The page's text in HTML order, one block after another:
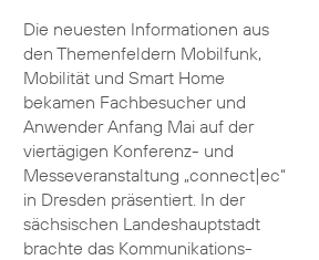
Die neuesten Informationen aus
den Themenfeldern Mobilfunk,
Mobilität und Smart Home
bekamen Fachbesucher und
Anwender Anfang Mai auf der
viertägigen Konferenz- und
Messeveranstaltung „connect|ec“
in Dresden präsentiert. In der
sächsischen Landeshauptstadt
brachte das Kommunikations-